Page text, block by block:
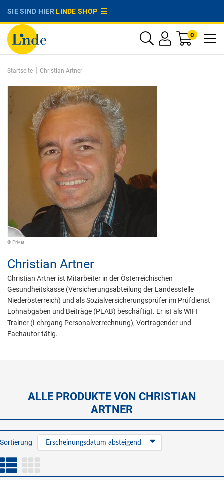
SIE SIND HIERLINDE SHOP
0
Startseite | Christian Artner
© Privat
Christian Artner
Christian Artner ist Mitarbeiter in der Österreichischen
Gesundheitskasse (Versicherungsabteilung der Landesstelle
Niederösterreich) und als Sozialversicherungsprüfer im Prüfdienst
Lohnabgaben und Beiträge (PLAB) beschäftigt. Er ist als WIFI
Trainer (Lehrgang Personalverrechnung), Vortragender und
Fachautor tätig.
ALLE PRODUKTE VON CHRISTIAN
ARTNER
Sortierung Erscheinungsdatum absteigend